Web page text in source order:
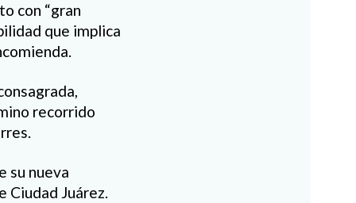
con “gran
que implica
recorrido
su nueva
Ciudad Juárez.